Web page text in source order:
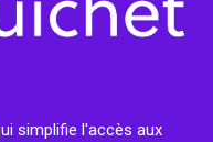
simplifie l'accès aux